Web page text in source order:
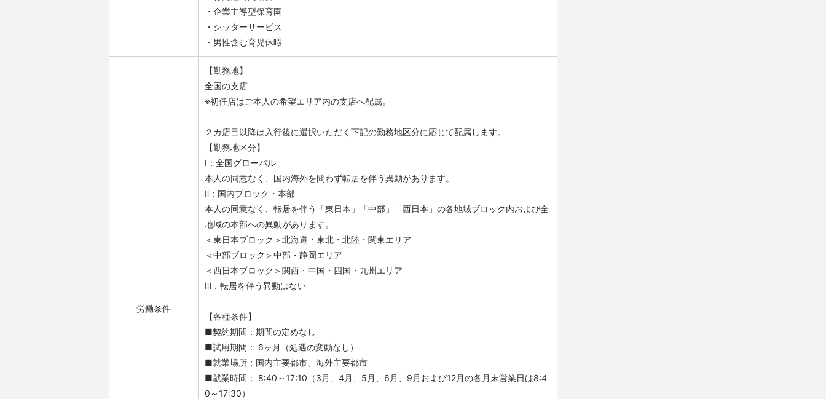
・企業主導型保育園
・シッターサービス
・男性含む育児休暇
労働条件
【勤務地】
全国の支店
※初任店はご本人の希望エリア内の支店へ配属。
２カ店目以降は入行後に選択いただく下記の勤務地区分に応じて配属します。
【勤務地区分】
Ⅰ：全国グローバル
本人の同意なく、国内海外を問わず転居を伴う異動があります。
Ⅱ：国内ブロック・本部
本人の同意なく、転居を伴う「東日本」「中部」「西日本」の各地域ブロック内および全
地域の本部への異動があります。
＜東日本ブロック＞北海道・東北・北陸・関東エリア
＜中部ブロック＞中部・静岡エリア
＜西日本ブロック＞関西・中国・四国・九州エリア
Ⅲ．転居を伴う異動はない
【各種条件】
■契約期間：期間の定めなし
■試用期間： 6ヶ月（処遇の変動なし）
■就業場所：国内主要都市、海外主要都市
■就業時間： 8:40～17:10（3月、4月、5月、6月、9月および12月の各月末営業日は8:4
0～17:30）